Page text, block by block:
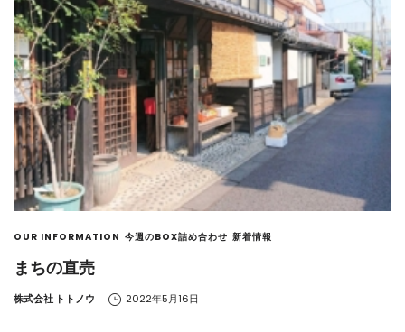
OUR INFORMATION 今週のBOX詰め合わせ 新着情報
まちの直売
by
株式会社 トトノウ 2022年5月16日